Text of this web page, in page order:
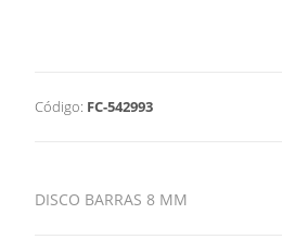
Código: FC-542993
DISCO BARRAS 8 MM